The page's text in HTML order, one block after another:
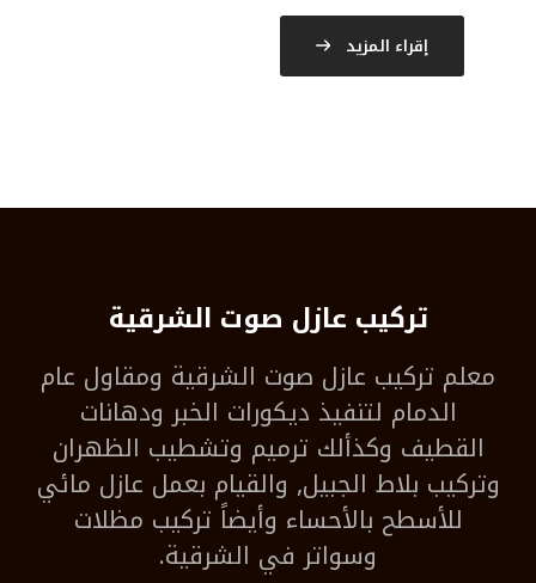
إقراء المزيد
تركيب عازل صوت الشرقية
معلم تركيب عازل صوت الشرقية ومقاول عام
الدمام لتنفيذ ديكورات الخبر ودهانات
القطيف وكذألك ترميم وتشطيب الظهران
وتركيب بلاط الجبيل, والقيام بعمل عازل مائي
للأسطح بالأحساء وأيضاً تركيب مظلات
وسواتر في الشرقية.